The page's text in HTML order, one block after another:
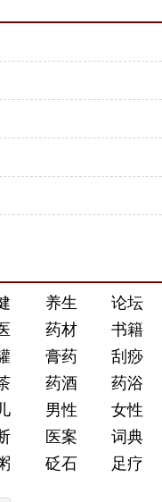
养生
论坛
药材
书籍
膏药
刮痧
药酒
药浴
男性
女性
医案
词典
砭石 足疗